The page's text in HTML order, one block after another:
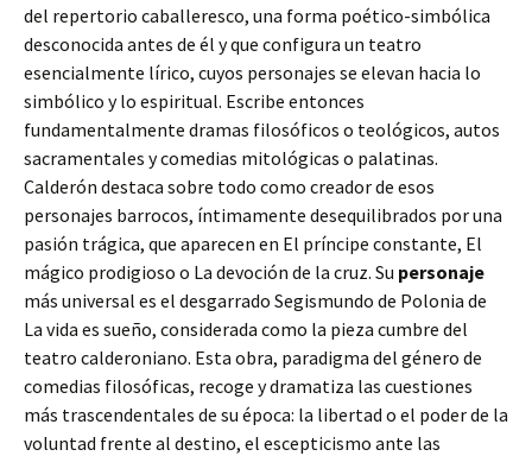
del repertorio caballeresco, una forma poético-simbólica
desconocida antes de él y que configura un teatro
esencialmente lírico, cuyos personajes se elevan hacia lo
simbólico y lo espiritual. Escribe entonces
fundamentalmente dramas filosóficos o teológicos, autos
sacramentales y comedias mitológicas o palatinas.
Calderón destaca sobre todo como creador de esos
personajes barrocos, íntimamente desequilibrados por una
pasión trágica, que aparecen en El príncipe constante, El
mágico prodigioso o La devoción de la cruz. Su personaje
más universal es el desgarrado Segismundo de Polonia de
La vida es sueño, considerada como la pieza cumbre del
teatro calderoniano. Esta obra, paradigma del género de
comedias filosóficas, recoge y dramatiza las cuestiones
más trascendentales de su época: la libertad o el poder de la
voluntad frente al destino, el escepticismo ante las